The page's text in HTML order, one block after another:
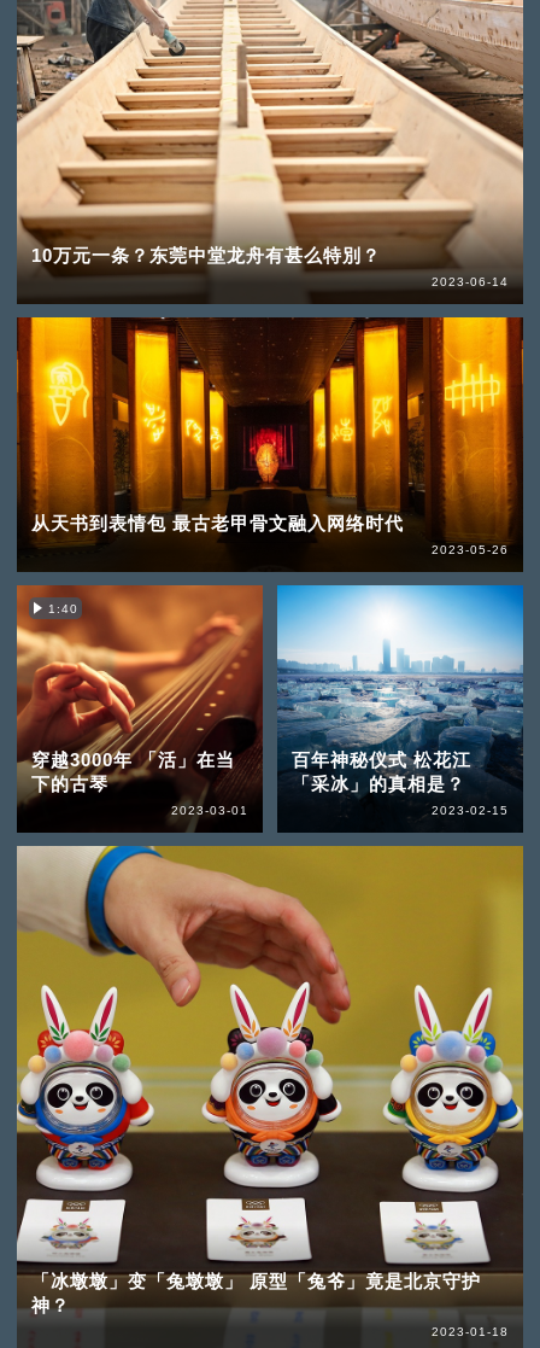
10万元一条？东莞中堂龙舟有甚么特別？
2023-06-14
从天书到表情包 最古老甲骨文融入网络时代
2023-05-26
1:40
穿越3000年 「活」在当
下的古琴
2023-03-01
百年神秘仪式 松花江
「采冰」的真相是？
2023-02-15
「冰墩墩」变「兔墩墩」 原型「兔爷」竟是北京守护
神？
2023-01-18